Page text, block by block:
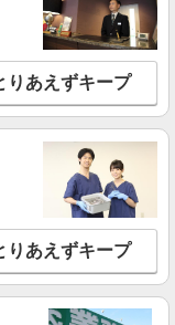
りあえずキープ
りあえずキープ